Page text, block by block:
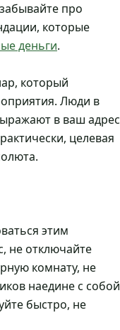
про
которые
деньги.
который
Люди в
в ваш адрес
целевая
этим
не отключайте
комнату, не
наедине с
быстро, не